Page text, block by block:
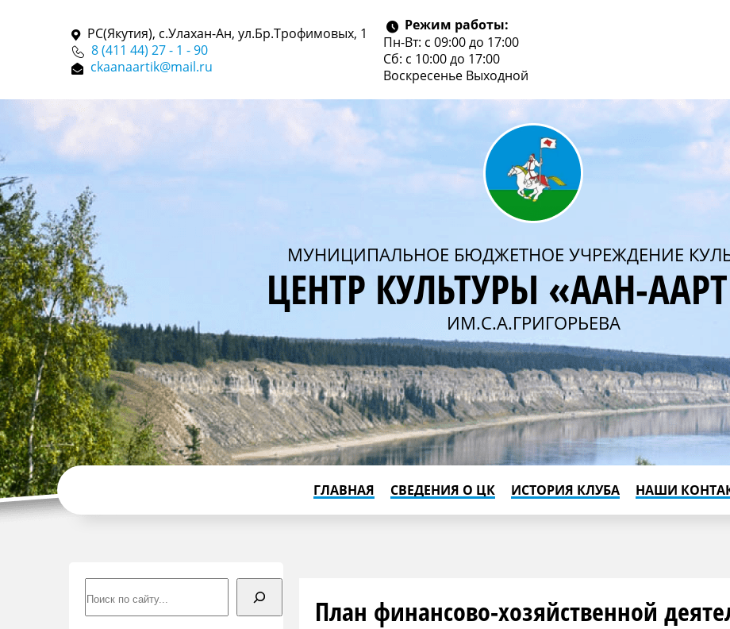
РС(Якутия), с.Улахан-Ан, ул.Бр.Трофимовых, 1
8 (411 44) 27 - 1 - 90
ckaanaartik@mail.ru
Режим работы:
Пн-Вт: с 09:00 до 17:00
Сб: с 10:00 до 17:00
Воскресенье Выходной
МУНИЦИПАЛЬНОЕ БЮДЖЕТНОЕ УЧРЕЖДЕНИЕ
ЦЕНТР КУЛЬТУРЫ «ААН-
ИМ.С.А.ГРИГОРЬЕВА
ГЛАВНАЯ СВЕДЕНИЯ О ЦК ИСТОРИЯ КЛУБА НАШИ
План финансово-хозяйственной